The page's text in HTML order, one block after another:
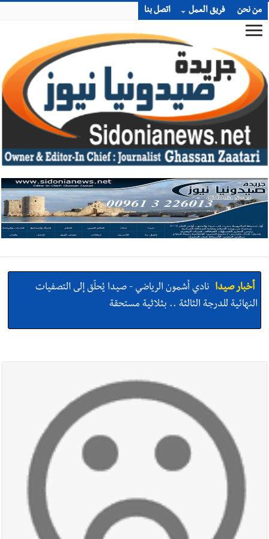
من نحن فريق العمل اتصل بنا
أخبار صيدا نادي أشمون الرياضي - صيدا يُحلّق إلى التصفيات
النهائية للدرجة الثالثة .. بثلاثية مستحقة
إنارة المنارة وسلالم للسلامة… بصمة جديدة لـ مؤسسة
مرجان في زيرة صيدا
أخبار صيدا
بالصور : حدائق ثانوية السفير تزهر فرحًا وفخرًا احتفالًا
بتخرّج أطفال الروضة الثالثة
أخبار لبنان
بالصور: الجيش اللبناني تفكيك صواريخ وقنابل طيران
غير منفجرة من مخلفات العدوان الإسرائيلي